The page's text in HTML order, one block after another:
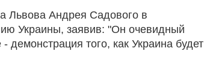
Львова Андрея Садового в
Украины, заявив: "Он очевидный
демонстрация того, как Украина будет